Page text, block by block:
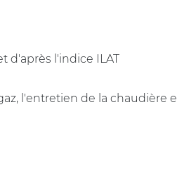
d'après l'indice ILAT
l'entretien de la chaudière